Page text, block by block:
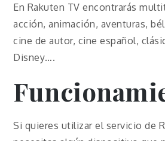
En Rakuten TV encontrarás
acción, animación, aventuras,
cine de autor, cine español,
Disney….
Si quieres utilizar el servicio de